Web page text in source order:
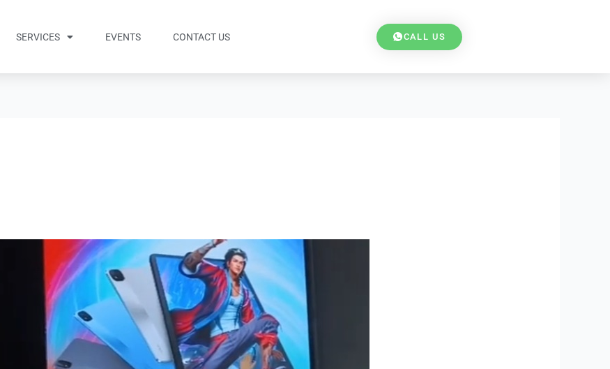
SERVICES EVENTS CONTACT US CALL US